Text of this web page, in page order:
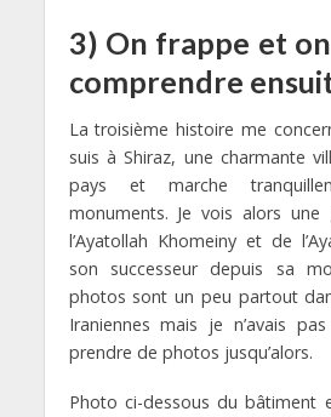
3) On frappe et
comprendre
La troisième histoire me
suis à Shiraz, une charmante
pays et marche
monuments. Je vois alors
l’Ayatollah Khomeiny et de
son successeur depuis sa
photos sont un peu partout
Iraniennes mais je n’avais
prendre de photos jusqu’alors.
Photo ci-dessous du bâtiment